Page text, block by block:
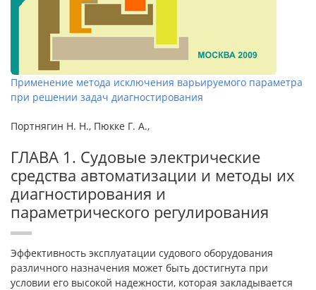
Применение метода исключения варьируемого параметра
при решении задач диагностирования
Портнягин Н. Н., Пюкке Г. А.,
ГЛАВА 1. Судовые электрические
средства автоматизации и методы их
диагностирования и
параметрического регулирования
Эффективность эксплуатации судового оборудования
различного назначения может быть достигнута при
условии его высокой надежности, которая закладывается